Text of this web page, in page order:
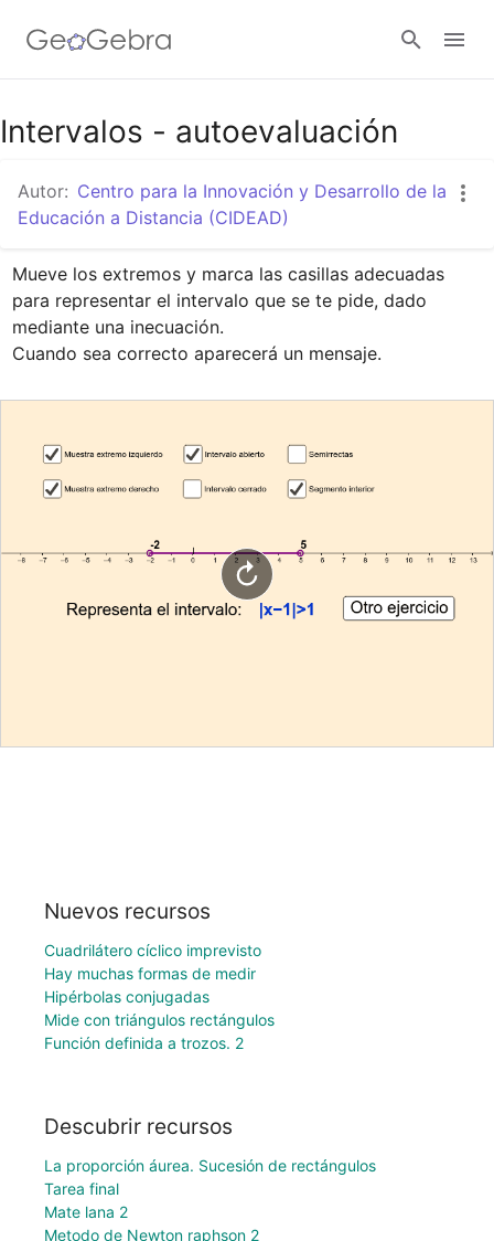
Google Classroom
GeoGebra Classroom
Abrir sesión
Intervalos - autoevaluación
Autor: Centro para la Innovación y Desarrollo de la
Educación a Distancia (CIDEAD)
Mueve los extremos y marca las casillas adecuadas
para representar el intervalo que se te pide, dado
mediante una inecuación.
Cuando sea correcto aparecerá un mensaje.
Nuevos recursos
Cuadrilátero cíclico imprevisto
Hay muchas formas de medir
Hipérbolas conjugadas
Mide con triángulos rectángulos
Función definida a trozos. 2
Descubrir recursos
La proporción áurea. Sucesión de rectángulos
Tarea final
Mate lana 2
Metodo de Newton raphson 2